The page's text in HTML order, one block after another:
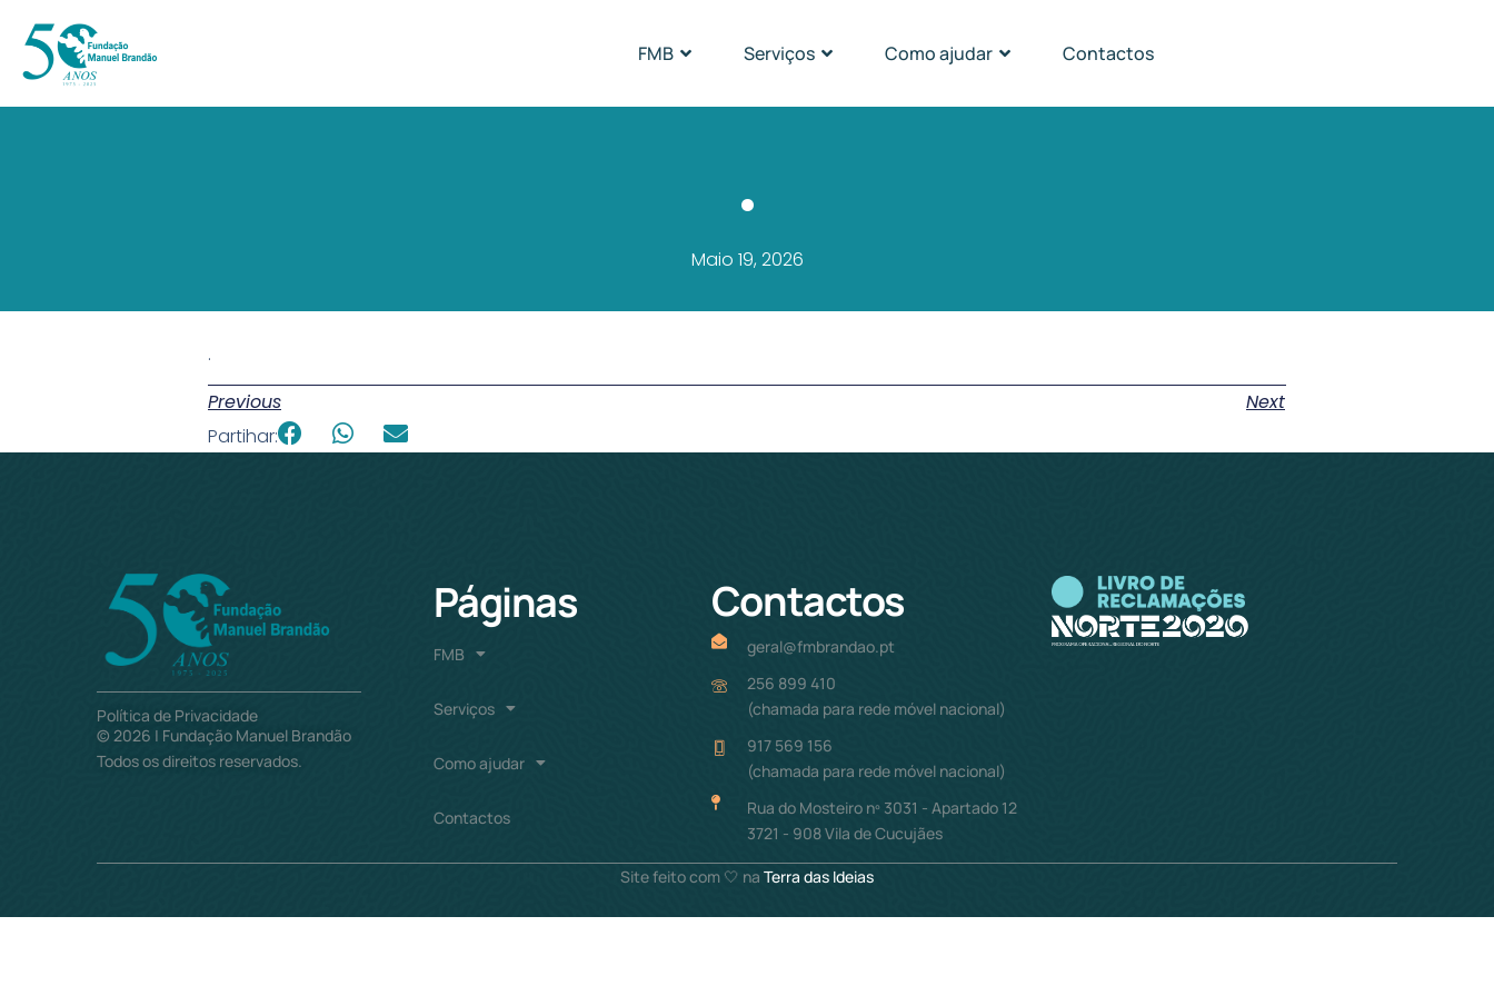
FMB Serviços Como ajudar Contactos
.
Maio 19, 2026
.
Previous
Next
Partihar:
Política de Privacidade
© 2026 | Fundação Manuel Brandão
Todos os direitos reservados.
Páginas
FMB
Serviços
Como ajudar
Contactos
Contactos
geral@fmbrandao.pt
256 899 410
(chamada para rede móvel nacional)
917 569 156
(chamada para rede móvel nacional)
Rua do Mosteiro nº 3031 - Apartado 12
3721 - 908 Vila de Cucujães
Site feito com 🤍 na Terra das Ideias